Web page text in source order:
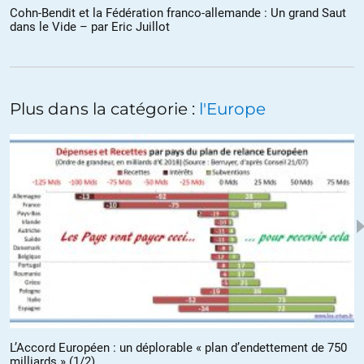
‘ »Homme sans le SOU, alcoolique , djunkie, en perdition,
riche héritière qui saura lui fournir encore plus de DOPE,
SOUMISSION TOTALE possible et souhaitée,
je fais le ménage et je cire les chaussures
«
+15 ALERTER
26.10.2020 à 08h34
CB, la confirmaton qu’il y a en europe en état dans l’état. c’est ça qui
est entrain de nous bouffer.
Cohn-Bendit et la Fédération franco-allemande : Un grand Saut
dans le Vide – par Eric Juillot
Plus dans la catégorie : l'Europe
L’Accord Européen : un déplorable « plan d’endettement de 750